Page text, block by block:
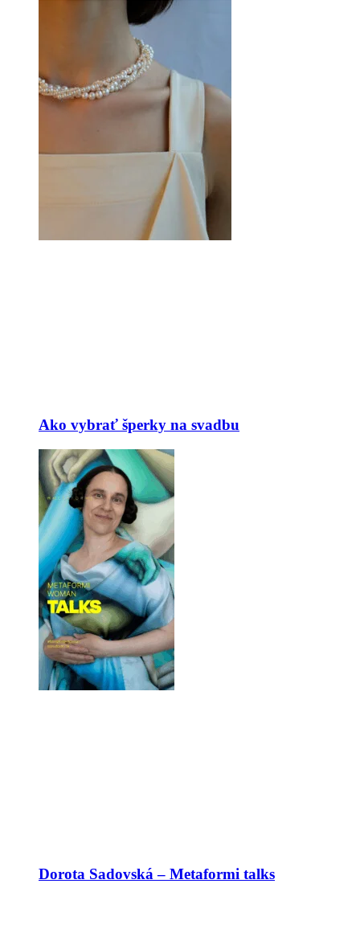
Ako vybrať šperky na svadbu
Dorota Sadovská – Metaformi talks